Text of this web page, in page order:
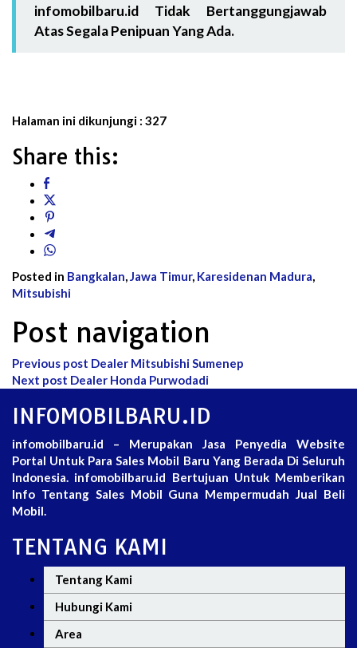
infomobilbaru.id Tidak Bertanggungjawab
Atas Segala Penipuan Yang Ada.
Halaman ini dikunjungi : 327
Share this:
Posted in Bangkalan Jawa Timur, Karesidenan Madura
Mitsubishi
Post navigation
Previous post Dealer Mitsubishi Sumenep
Next post Dealer Honda Purwodadi
INFOMOBILBARU.ID
infomobilbaru.id – Merupakan Jasa Penyedia Website
Portal Untuk Para Sales Mobil Baru Yang Berada Di Seluruh
Indonesia. infomobilbaru.id Bertujuan Untuk Memberikan
Info Tentang Sales Mobil Guna Mempermudah Jual Beli
Mobil.
TENTANG KAMI
Tentang Kami
Hubungi Kami
Area